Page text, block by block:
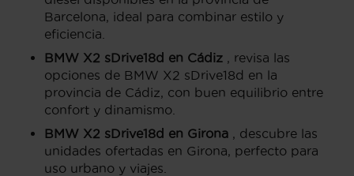
Barcelona, ideal para combinar estilo y
eficiencia.
BMW X2 sDrive18d en Cádiz , revisa las
opciones de BMW X2 sDrive18d en la
provincia de Cádiz, con buen equilibrio entre
confort y dinamismo.
BMW X2 sDrive18d en Girona , descubre las
unidades ofertadas en Girona, perfecto para
uso urbano y viajes.